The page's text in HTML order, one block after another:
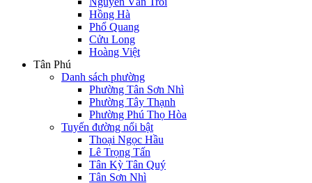
Hồng Hà
Phổ Quang
Cửu Long
Hoàng Việt
Tân Phú
Danh sách phường
Phường Tân Sơn Nhì
Phường Tây Thạnh
Phường Phú Thọ Hòa
Tuyến đường nổi bật
Thoại Ngọc Hầu
Lê Trọng Tấn
Tân Kỳ Tân Quý
Tân Sơn Nhì